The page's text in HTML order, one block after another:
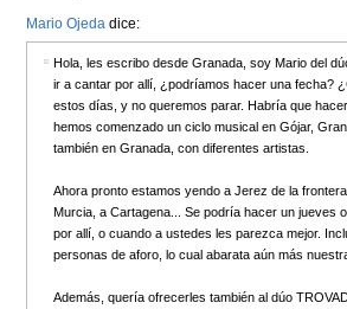
Mario Ojeda dice:
Hola, les escribo desde Granada, soy Mario del
ir a cantar por allí, ¿podríamos hacer una fecha?
estos días, y no queremos parar. Habría que
hemos comenzado un ciclo musical en Gójar,
también en Granada, con diferentes artistas.
Ahora pronto estamos yendo a Jerez de la
Murcia, a Cartagena... Se podría hacer un jueves
por allí, o cuando a ustedes les parezca mejor.
personas de aforo, lo cual abarata aún más
Además, quería ofrecerles también al dúo